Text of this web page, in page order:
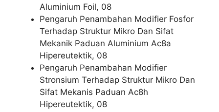
Aluminium Foil, 08
Pengaruh Penambahan Modifier Fosfor
Terhadap Struktur Mikro Dan Sifat
Mekanik Paduan Aluminium Ac8a
Hipereutektik, 08
Pengaruh Penambahan Modifier
Stronsium Terhadap Struktur Mikro Dan
Sifat Mekanis Paduan Ac8h
Hipereutektik, 08